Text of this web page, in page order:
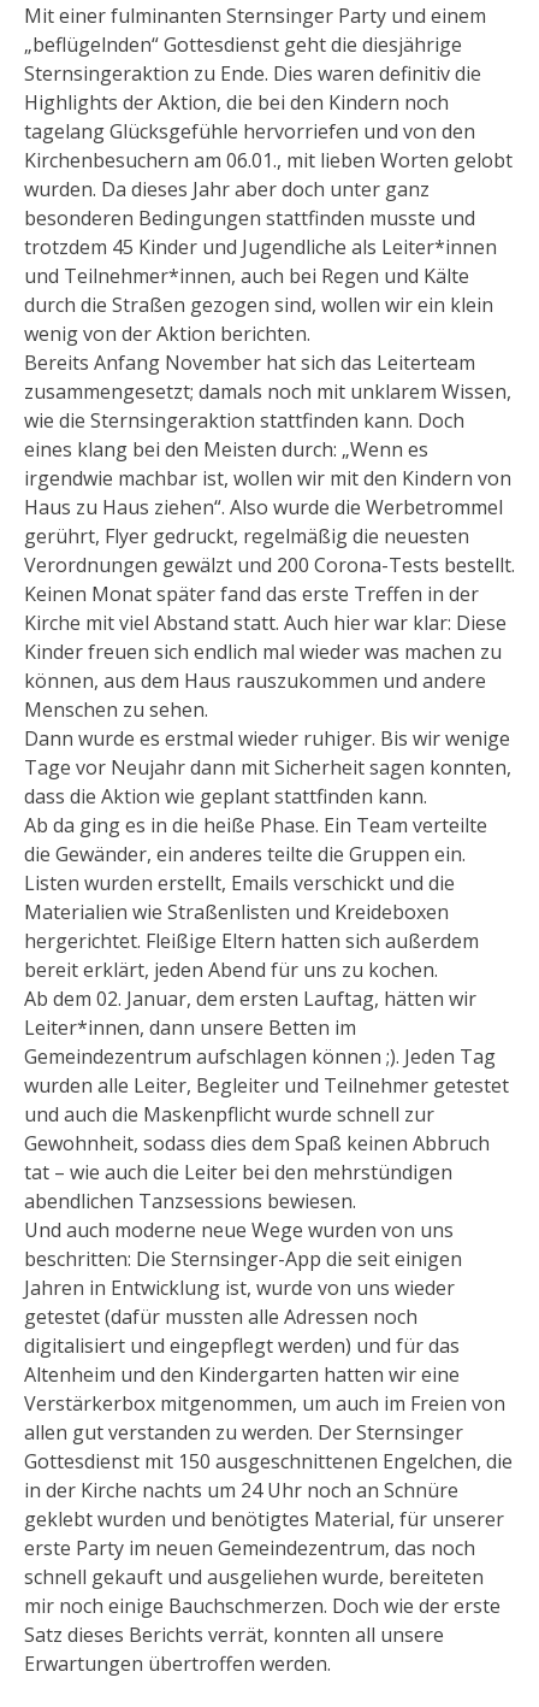
Mit einer fulminanten Sternsinger Party und einem
„beflügelnden“ Gottesdienst geht die diesjährige
Sternsingeraktion zu Ende. Dies waren definitiv die
Highlights der Aktion, die bei den Kindern noch
tagelang Glücksgefühle hervorriefen und von den
Kirchenbesuchern am 06.01., mit lieben Worten gelobt
wurden. Da dieses Jahr aber doch unter ganz
besonderen Bedingungen stattfinden musste und
trotzdem 45 Kinder und Jugendliche als Leiter*innen
und Teilnehmer*innen, auch bei Regen und Kälte
durch die Straßen gezogen sind, wollen wir ein klein
wenig von der Aktion berichten.
Bereits Anfang November hat sich das Leiterteam
zusammengesetzt; damals noch mit unklarem Wissen,
wie die Sternsingeraktion stattfinden kann. Doch
eines klang bei den Meisten durch: „Wenn es
irgendwie machbar ist, wollen wir mit den Kindern von
Haus zu Haus ziehen“. Also wurde die Werbetrommel
gerührt, Flyer gedruckt, regelmäßig die neuesten
Verordnungen gewälzt und 200 Corona-Tests bestellt.
Keinen Monat später fand das erste Treffen in der
Kirche mit viel Abstand statt. Auch hier war klar: Diese
Kinder freuen sich endlich mal wieder was machen zu
können, aus dem Haus rauszukommen und andere
Menschen zu sehen.
Dann wurde es erstmal wieder ruhiger. Bis wir wenige
Tage vor Neujahr dann mit Sicherheit sagen konnten,
dass die Aktion wie geplant stattfinden kann.
Ab da ging es in die heiße Phase. Ein Team verteilte
die Gewänder, ein anderes teilte die Gruppen ein.
Listen wurden erstellt, Emails verschickt und die
Materialien wie Straßenlisten und Kreideboxen
hergerichtet. Fleißige Eltern hatten sich außerdem
bereit erklärt, jeden Abend für uns zu kochen.
Ab dem 02. Januar, dem ersten Lauftag, hätten wir
Leiter*innen, dann unsere Betten im
Gemeindezentrum aufschlagen können ;). Jeden Tag
wurden alle Leiter, Begleiter und Teilnehmer getestet
und auch die Maskenpflicht wurde schnell zur
Gewohnheit, sodass dies dem Spaß keinen Abbruch
tat – wie auch die Leiter bei den mehrstündigen
abendlichen Tanzsessions bewiesen.
Und auch moderne neue Wege wurden von uns
beschritten: Die Sternsinger-App die seit einigen
Jahren in Entwicklung ist, wurde von uns wieder
getestet (dafür mussten alle Adressen noch
digitalisiert und eingepflegt werden) und für das
Altenheim und den Kindergarten hatten wir eine
Verstärkerbox mitgenommen, um auch im Freien von
allen gut verstanden zu werden. Der Sternsinger
Gottesdienst mit 150 ausgeschnittenen Engelchen, die
in der Kirche nachts um 24 Uhr noch an Schnüre
geklebt wurden und benötigtes Material, für unserer
erste Party im neuen Gemeindezentrum, das noch
schnell gekauft und ausgeliehen wurde, bereiteten
mir noch einige Bauchschmerzen. Doch wie der erste
Satz dieses Berichts verrät, konnten all unsere
Erwartungen übertroffen werden.